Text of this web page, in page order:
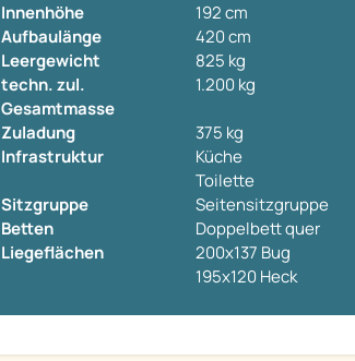
Innenhöhe
192 cm
Aufbaulänge
420 cm
Leergewicht
825 kg
techn. zul.
Gesamtmasse
1.200 kg
Zuladung
375 kg
Infrastruktur
Küche
Toilette
Sitzgruppe
Seitensitzgruppe
Betten
Doppelbett quer
Liegeflächen
200x137 Bug
195x120 Heck